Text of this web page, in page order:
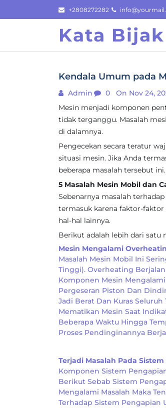
to
+2808272282
Kata Bijak
Kendala Umum pada
Admin 0
On Nov 24,
Mesin menjadi komponen
tidak terganggu. Masalah
di dalamnya.
Pengecekan secara teratur
situasi mesin. Jika Anda
beberapa masalah tersebut ini.
5 Masalah Mesin Mobil dan
Sebenarnya masalah
termasuk karena faktor-faktor
hal-hal lainnya.
Berikut adalah lebih dari satu
Mesin Mengalami
Masalah Mesin Mobil Ini
Tinggi). Overheating
Komponen Mesin
Pergeseran Piston Dan
Jadi Berat Dan Kuras
Mematikan Mesin Saat
Beberapa Waktu Hingga
Proses Pendinginannya
Terjadi Masalah Pada
Komponen Sistem
Berikut Sebab Sistem
Mengalami Masalah Maka
Terhadap Sistem Pengapian